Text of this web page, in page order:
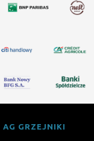
AG GRZEJNIKI